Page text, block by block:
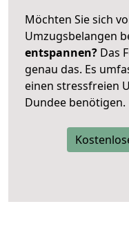
Möchten Sie sich
Umzugsbelangen
entspannen? Das
genau das. Es
einen stressfreien
Dundee benötigen.